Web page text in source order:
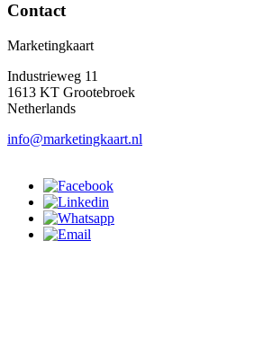
Contact
Marketingkaart
Industrieweg 11
1613 KT Grootebroek
Netherlands
info@marketingkaart.nl